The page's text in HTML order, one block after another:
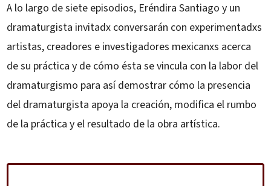
A lo largo de siete episodios, Eréndira Santiago y un
dramaturgista invitadx conversarán con experimentadxs
artistas, creadores e investigadores mexicanxs acerca
de su práctica y de cómo ésta se vincula con la labor del
dramaturgismo para así demostrar cómo la presencia
del dramaturgista apoya la creación, modifica el rumbo
de la práctica y el resultado de la obra artística.